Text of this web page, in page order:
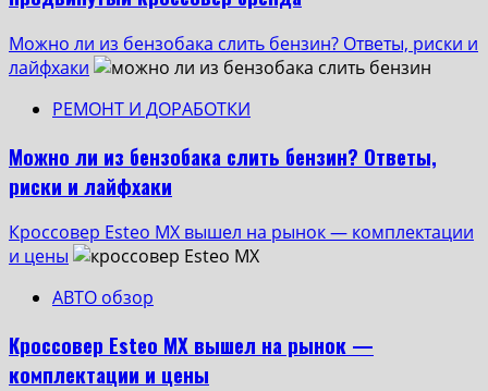
Можно ли из бензобака слить бензин? Ответы, риски и
лайфхаки
РЕМОНТ И ДОРАБОТКИ
Можно ли из бензобака слить бензин? Ответы,
риски и лайфхаки
Кроссовер Esteo MX вышел на рынок — комплектации
и цены
АВТО обзор
Кроссовер Esteo MX вышел на рынок —
комплектации и цены